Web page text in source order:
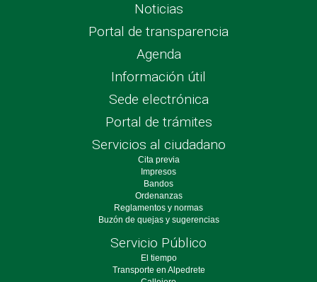
Noticias
Portal de transparencia
Agenda
Información útil
Sede electrónica
Portal de trámites
Servicios al ciudadano
Cita previa
Impresos
Bandos
Ordenanzas
Reglamentos y normas
Buzón de quejas y sugerencias
Servicio Público
El tiempo
Transporte en Alpedrete